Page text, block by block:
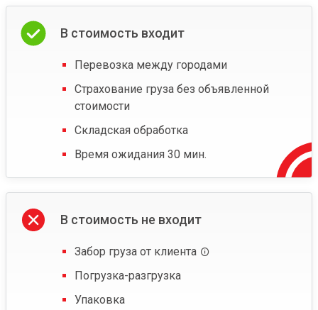
В стоимость входит
Перевозка между городами
Страхование груза без объявленной
стоимости
Складская обработка
Время ожидания 30 мин.
В стоимость не входит
Забор груза от клиента
Погрузка-разгрузка
Упаковка